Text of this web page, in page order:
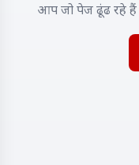
आप जो पेज ढूंढ रहे हैं